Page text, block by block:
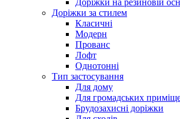
Доріжки на резиновій
Доріжки за стилем
Класичні
Модерн
Прованс
Лофт
Однотонні
Тип застосування
Для дому
Для громадських
Брудозахисні доріжки